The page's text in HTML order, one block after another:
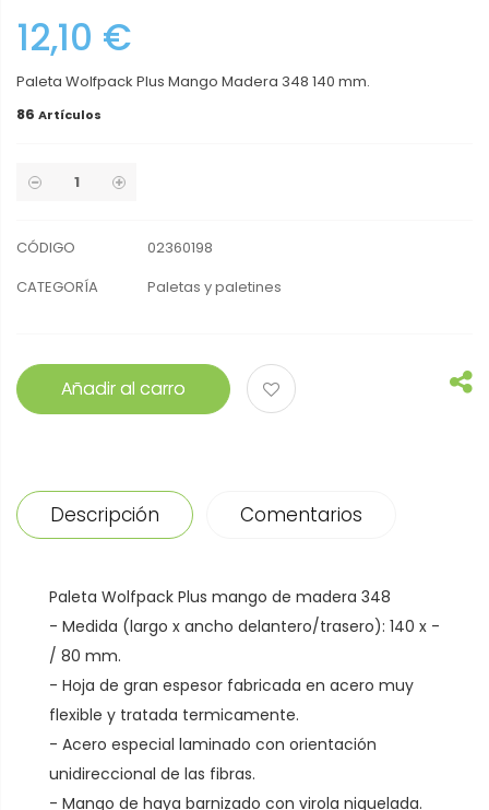
12,10 €
Paleta Wolfpack Plus Mango Madera 348 140 mm.
86 Artículos
CÓDIGO
02360198
CATEGORÍA
Paletas y paletines
Añadir al carro
Descripción Comentarios
Paleta Wolfpack Plus mango de madera 348
- Medida (largo x ancho delantero/trasero): 140 x -
/ 80 mm.
- Hoja de gran espesor fabricada en acero muy
flexible y tratada termicamente.
- Acero especial laminado con orientación
unidireccional de las fibras.
- Mango de haya barnizado con virola niquelada.